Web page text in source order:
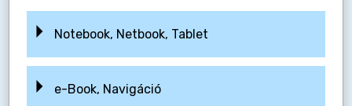
Notebook, Netbook, Tablet
e-Book, Navigáció